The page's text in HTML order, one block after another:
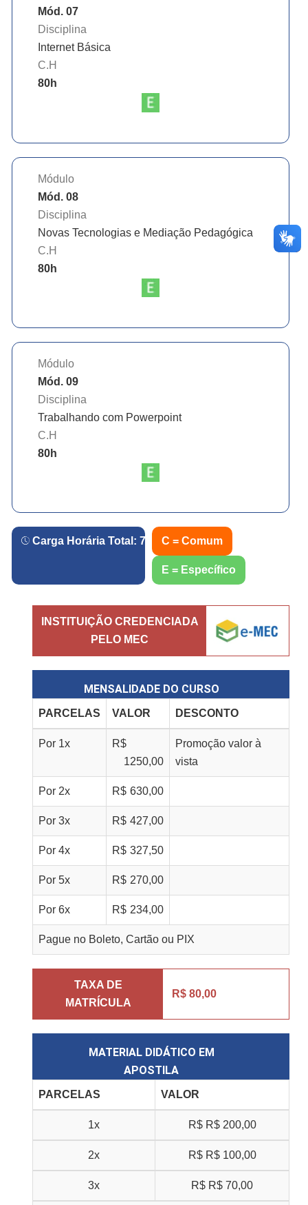
Mód. 07
Disciplina
Internet Básica
C.H
80h
Módulo
Mód. 08
Disciplina
Novas Tecnologias e Mediação Pedagógica
C.H
80h
Módulo
Mód. 09
Disciplina
Trabalhando com Powerpoint
C.H
80h
Carga Horária Total: 720 h.
C = Comum
E = Específico
INSTITUIÇÃO CREDENCIADA
PELO MEC
MENSALIDADE DO CURSO
PARCELAS VALOR DESCONTO
Por 1x
R$
1250,00
Promoção valor à
vista
Por 2x R$ 630,00
Por 3x R$ 427,00
Por 4x R$ 327,50
Por 5x R$ 270,00
Por 6x R$ 234,00
Pague no Boleto, Cartão ou PIX
TAXA DE
MATRÍCULA
R$ 80,00
MATERIAL DIDÁTICO EM
APOSTILA
PARCELAS VALOR
1x R$ R$ 200,00
2x R$ R$ 100,00
3x R$ R$ 70,00